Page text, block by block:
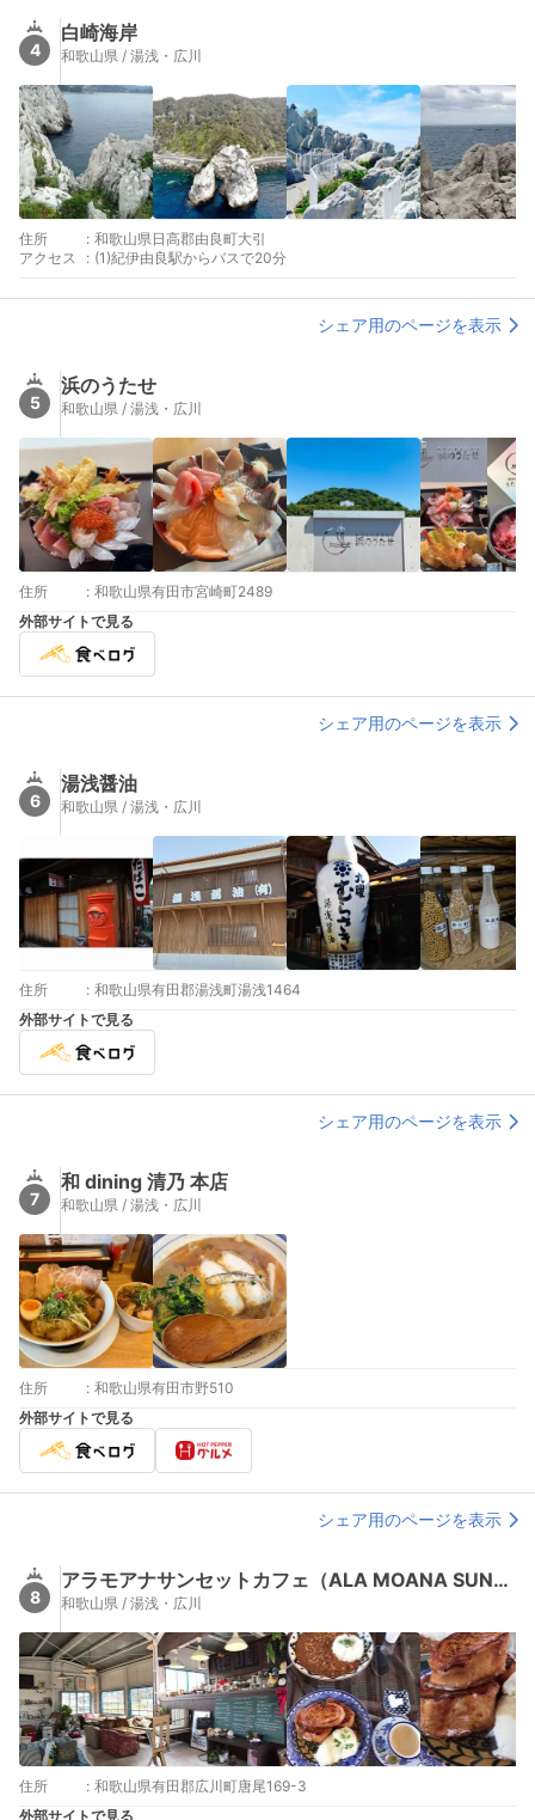
4
白崎海岸
和歌山県 / 湯浅・広川
住所 : 和歌山県日高郡由良町大引
アクセス
: (1)紀伊由良駅からバスで20分
シェア用のページを表示
5
浜のうたせ
和歌山県 / 湯浅・広川
住所 : 和歌山県有田市宮崎町2489
外部サイトで見る
シェア用のページを表示
6
湯浅醤油
和歌山県 / 湯浅・広川
住所 : 和歌山県有田郡湯浅町湯浅1464
外部サイトで見る
シェア用のページを表示
7
和 dining 清乃 本店
和歌山県 / 湯浅・広川
住所 : 和歌山県有田市野510
外部サイトで見る
シェア用のページを表示
8
アラモアナサンセットカフェ（ALA MOANA SUNSET CAFE）
和歌山県 / 湯浅・広川
住所 : 和歌山県有田郡広川町唐尾169-3
外部サイトで見る